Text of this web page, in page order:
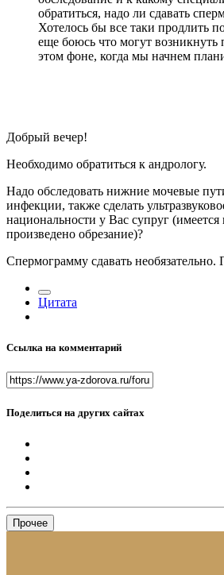
обратиться, надо ли сдавать
Хотелось бы все таки продлить
еще боюсь что могут возникнуть
этом фоне, когда мы начнем
Добрый вечер!
Необходимо обратиться к андрологу.
Надо обследовать нижние мочевые
инфекции, также сделать
национальности у Вас супруг
произведено обрезание)?
Спермограмму сдавать
Цитата
Ссылка на комментарий
Поделиться на других сайтах
Прочее